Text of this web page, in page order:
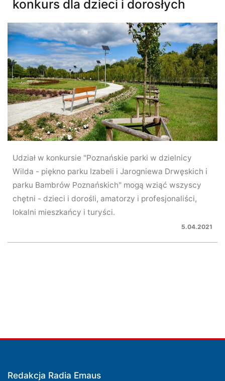
konkurs dla dzieci i dorosłych
Udział w konkursie "Poznańskie parki w dzielnicy
Wilda - piękno parku Izabeli i Jarogniewa Drwęskich i
parku Bambrów Poznańskich" mogą wziąć wszyscy
chętni - dzieci i dorośli, amatorzy i profesjonaliści,
lokalni mieszkańcy i turyści.
5.04.2021
Redakcja Radia Emaus